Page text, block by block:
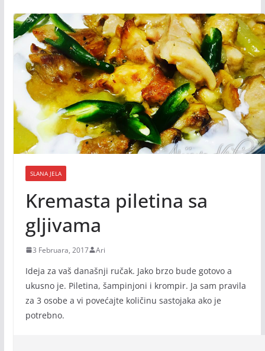
SLANA JELA
Kremasta piletina sa
gljivama
3 Februara, 2017 Ari
Ideja za vaš današnji ručak. Jako brzo bude gotovo a
ukusno je. Piletina, šampinjoni i krompir. Ja sam pravila
za 3 osobe a vi povećajte količinu sastojaka ako je
potrebno.